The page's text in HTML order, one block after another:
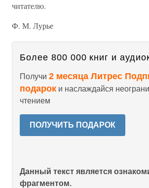
читателю.
Ф. М. Лурье
Более 800 000 книг и
Получи 2 месяца Литрес
подарок и наслаждайся
чтением
ПОЛУЧИТЬ ПОДАРОК
Данный текст является
фрагментом.